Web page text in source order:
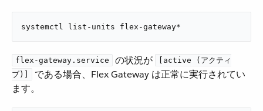
systemctl list-units flex-gateway*
flex-gateway.service ​ の状況が ​
[active (アクティ
ブ)]
​ である場合、Flex Gateway は正常に実行されてい
ます。